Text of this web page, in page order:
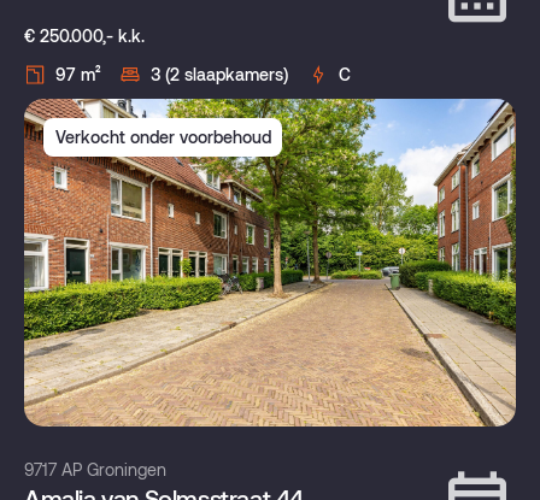
€ 250.000,- k.k.
97 m²
3 (2 slaapkamers) C
Verkocht onder voorbehoud
9717 AP Groningen